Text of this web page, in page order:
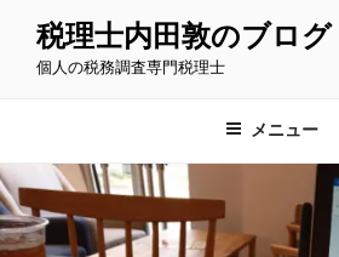
ス
キ
ッ
税理士内田敦のブログ
個人の税務調査専門税理士
メニュー